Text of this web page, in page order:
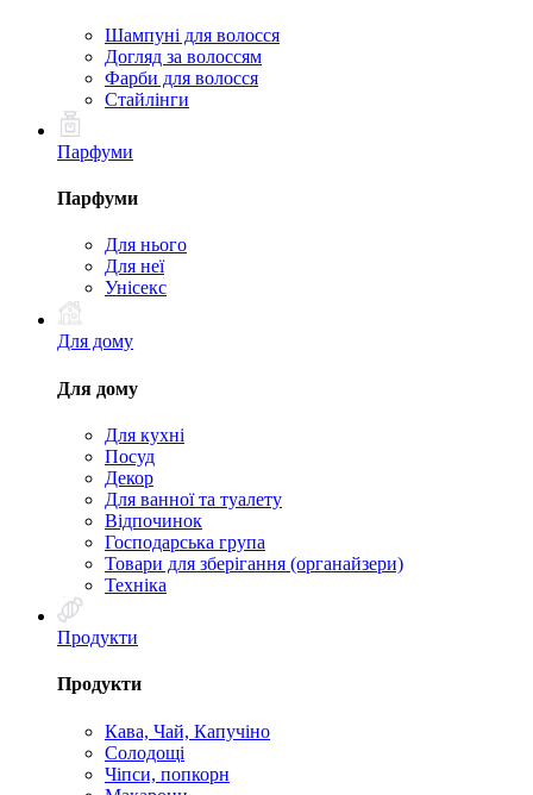
Шампуні для волосся
Догляд за волоссям
Фарби для волосся
Стайлінги
Парфуми
Парфуми
Для нього
Для неї
Унісекс
Для дому
Для дому
Для кухні
Посуд
Декор
Для ванної та туалету
Відпочинок
Господарська група
Товари для зберігання (органайзери)
Техніка
Продукти
Продукти
Кава, Чай, Капучіно
Солодощі
Чіпси, попкорн